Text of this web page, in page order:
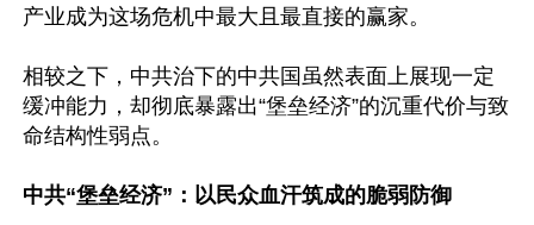
产业成为这场危机中最大且最直接的赢家。
相较之下，中共治下的中共国虽然表面上展现一定
缓冲能力，却彻底暴露出“堡垒经济”的沉重代价与致
命结构性弱点。
中共“堡垒经济”：以民众血汗筑成的脆弱防御